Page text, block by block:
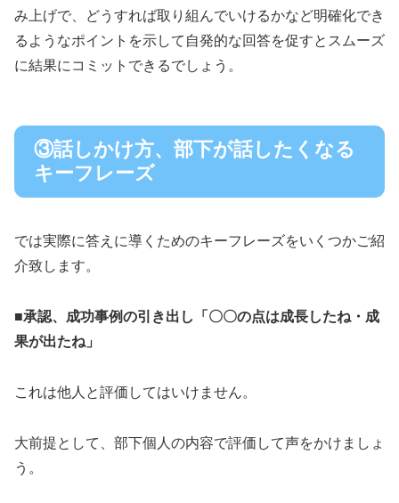
み上げで、どうすれば取り組んでいけるかなど明確化でき
るようなポイントを示して自発的な回答を促すとスムーズ
に結果にコミットできるでしょう。
③話しかけ方、部下が話したくなる
キーフレーズ
では実際に答えに導くためのキーフレーズをいくつかご紹
介致します。
■承認、成功事例の引き出し「〇〇の点は成長したね・成
果が出たね」
これは他人と評価してはいけません。
大前提として、部下個人の内容で評価して声をかけましょ
う。